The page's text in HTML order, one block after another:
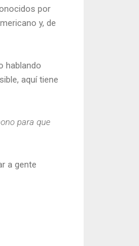
por
y, de
hablando
aquí tiene
para que
a gente